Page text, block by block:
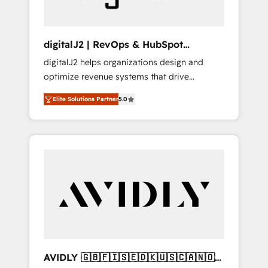
digitalJ2 | RevOps & HubSpot
Implementations
digitalJ2 helps organizations design and
optimize revenue systems that drive
scalable, predictable growth. As a triple-
accredited HubSpot Solutions Partner, we
specialize in both strategic RevOps planning
and hands-on technical execution - building
Services - Managed IT (MSP) - Franchises -
Professional Services - And more! How we
Custom integrations and workflow
Elite Solutions Partner5.0
AVIDLY 🇬🇧🇫🇮🇸🇪🇩🇰🇺🇸🇨🇦🇳🇴